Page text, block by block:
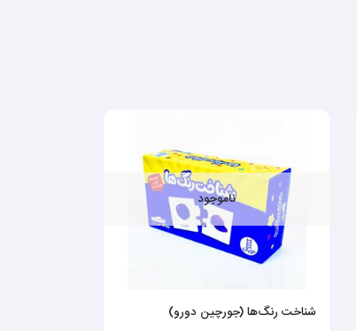
ناموجود
شناخت رنگ‌ها (جورچین دورو)